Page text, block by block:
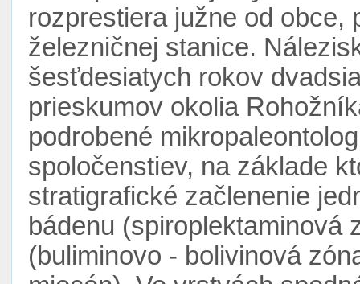
rozprestiera južne od obce,
železničnej stanice.
šesťdesiatych rokov
prieskumov okolia
podrobené
spoločenstiev, na základe
stratigrafické začlenenie
bádenu (spiroplektaminová
(buliminovo - bolivinová